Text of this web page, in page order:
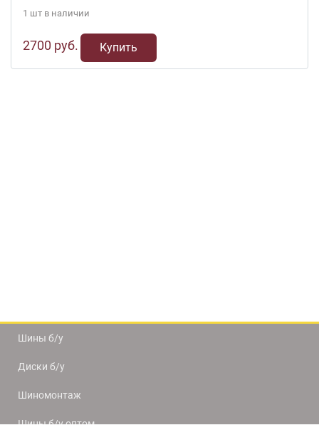
1 шт в наличии
2700 руб. Купить
Шины б/у
Диски б/у
Шиномонтаж
Шины б/у оптом